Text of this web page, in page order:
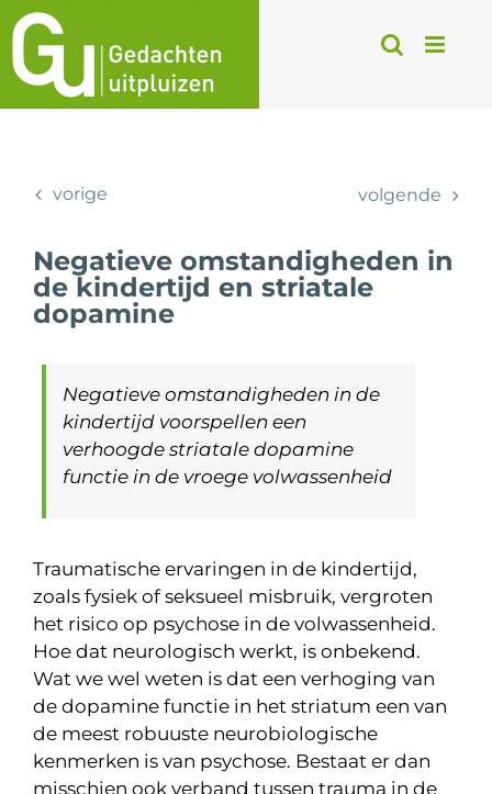
Ga
naar
inhoud
vorige volgende
Negatieve omstandigheden in
de kindertijd en striatale
dopamine
Negatieve omstandigheden in de
kindertijd voorspellen een
verhoogde striatale dopamine
functie in de vroege volwassenheid
Traumatische ervaringen in de kindertijd,
zoals fysiek of seksueel misbruik, vergroten
het risico op psychose in de volwassenheid.
Hoe dat neurologisch werkt, is onbekend.
Wat we wel weten is dat een verhoging van
de dopamine functie in het striatum een van
de meest robuuste neurobiologische
kenmerken is van psychose. Bestaat er dan
misschien ook verband tussen trauma in de